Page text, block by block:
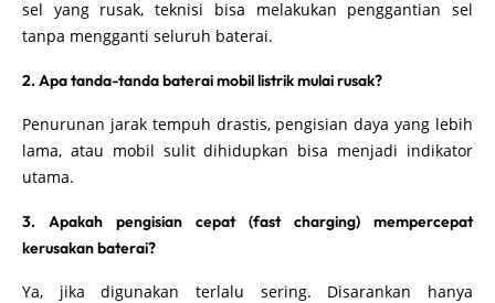
sel yang rusak, teknisi bisa melakukan penggantian sel
tanpa mengganti seluruh baterai.
2. Apa tanda-tanda baterai mobil listrik mulai rusak?
Penurunan jarak tempuh drastis, pengisian daya yang lebih
lama, atau mobil sulit dihidupkan bisa menjadi indikator
utama.
3. Apakah pengisian cepat (fast charging) mempercepat
kerusakan baterai?
Ya, jika digunakan terlalu sering. Disarankan hanya